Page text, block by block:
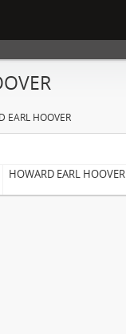
EARL HOOVER
HOWARD EARL HOOVER